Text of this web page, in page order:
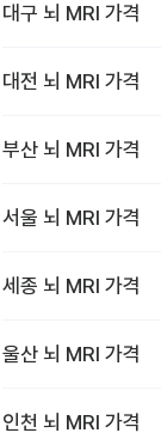
대구 뇌 MRI 가격
대전 뇌 MRI 가격
부산 뇌 MRI 가격
서울 뇌 MRI 가격
세종 뇌 MRI 가격
울산 뇌 MRI 가격
인천 뇌 MRI 가격